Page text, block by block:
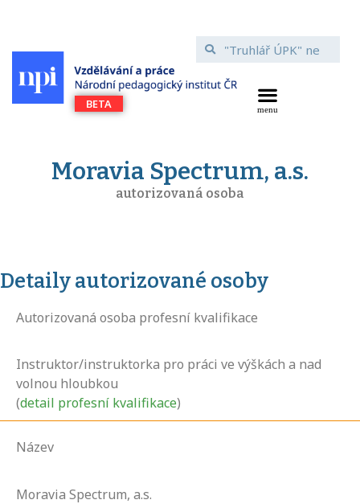
Moravia Spectrum, a.s.
autorizovaná osoba
Detaily autorizované osoby
Autorizovaná osoba profesní kvalifikace
Instruktor/instruktorka pro práci ve výškách a nad
volnou hloubkou
(detail profesní kvalifikace)
Název
Moravia Spectrum, a.s.